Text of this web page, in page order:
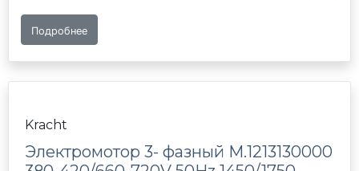
Подробнее
Kracht
Электромотор 3- фазный M.1213130000